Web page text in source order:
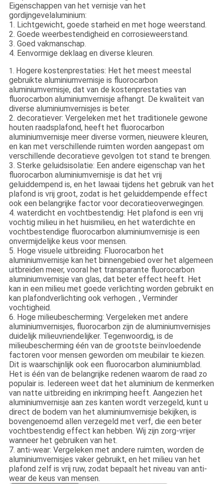
Eigenschappen van het vernisje van het
gordijngevelaluminium:
1. Lichtgewicht, goede starheid en met hoge weerstand.
2. Goede weerbestendigheid en corrosieweerstand.
3. Goed vakmanschap.
4. Eenvormige deklaag en diverse kleuren.
1. Hogere kostenprestaties: Het het meest meestal
gebruikte aluminiumvernisje is fluorocarbon
aluminiumvernisje, dat van de kostenprestaties van
fluorocarbon aluminiumvernisje afhangt. De kwaliteit van
diverse aluminiumvernisjes is beter.
2. decoratiever: Vergeleken met het traditionele gewone
houten raadsplafond, heeft het fluorocarbon
aluminiumvernisje meer diverse vormen, nieuwere kleuren,
en kan met verschillende ruimten worden aangepast om
verschillende decoratieve gevolgen tot stand te brengen.
3. Sterke geluidsisolatie: Een andere eigenschap van het
fluorocarbon aluminiumvernisje is dat het vrij
geluiddempend is, en het lawaai tijdens het gebruik van het
plafond is vrij groot, zodat is het geluiddempende effect
ook een belangrijke factor voor decoratieoverwegingen.
4. waterdicht en vochtbestendig: Het plafond is een vrij
vochtig milieu in het huismilieu, en het waterdichte en
vochtbestendige fluorocarbon aluminiumvernisje is een
onvermijdelijke keus voor mensen.
5. Hoge visuele uitbreiding: Fluorocarbon het
aluminiumvernisje kan het binnengebied over het algemeen
uitbreiden meer, vooral het transparante fluorocarbon
aluminiumvernisje van glas, dat beter effect heeft. Het
kan in een milieu met goede verlichting worden gebruikt en
kan plafondverlichting ook verhogen. , Verminder
vochtigheid.
6. Hoge milieubescherming: Vergeleken met andere
aluminiumvernisjes, fluorocarbon zijn de aluminiumvernisjes
duidelijk milieuvriendelijker. Tegenwoordig, is de
milieubescherming één van de grootste beïnvloedende
factoren voor mensen geworden om meubilair te kiezen.
Dit is waarschijnlijk ook een fluorocarbon aluminiumblad.
Het is één van de belangrijke redenen waarom de raad zo
populair is. Iedereen weet dat het aluminium de kenmerken
van natte uitbreiding en inkrimping heeft. Aangezien het
aluminiumvernisje aan zes kanten wordt verzegeld, kunt u
direct de bodem van het aluminiumvernisje bekijken, is
bovengenoemd allen verzegeld met verf, die een beter
vochtbestendig effect kan hebben. Wij zijn zorg-vrijer
wanneer het gebruiken van het.
7. anti-wear: Vergeleken met andere ruimten, worden de
aluminiumvernisjes vaker gebruikt, en het milieu van het
plafond zelf is vrij ruw, zodat bepaalt het niveau van anti-
wear de keus van mensen.